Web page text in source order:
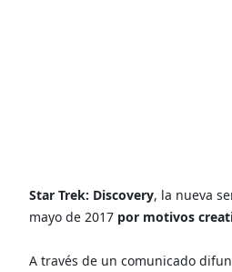
Star Trek: Discovery, la nueva
mayo de 2017 por motivos
A través de un comunicado